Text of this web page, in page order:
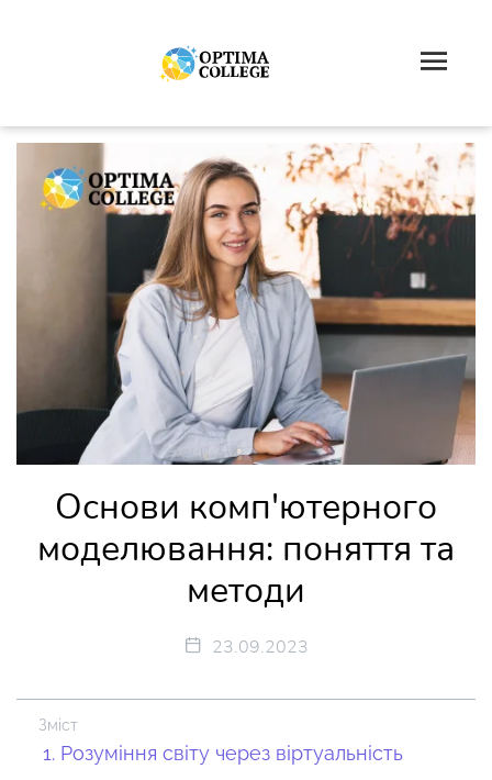
Основи комп'ютерного
моделювання: поняття та
методи
23.09.2023
Зміст
Розуміння світу через віртуальність